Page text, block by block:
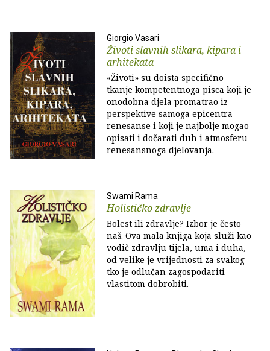
Giorgio Vasari
Životi slavnih slikara, kipara i
arhitekata
«Životi» su doista specifično
tkanje kompetentnoga pisca koji je
onodobna djela promatrao iz
perspektive samoga epicentra
renesanse i koji je najbolje mogao
opisati i dočarati duh i atmosferu
renesansnoga djelovanja.
Swami Rama
Holističko zdravlje
Bolest ili zdravlje? Izbor je često
naš. Ova mala knjiga koja služi kao
vodič zdravlju tijela, uma i duha,
od velike je vrijednosti za svakog
tko je odlučan zagospodariti
vlastitom dobrobiti.